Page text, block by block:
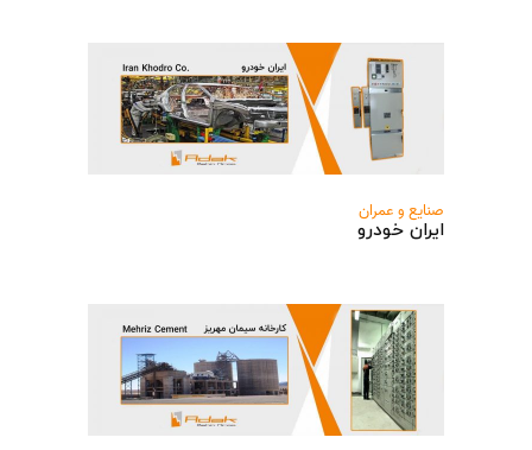
صنایع و عمران
ایران خودرو